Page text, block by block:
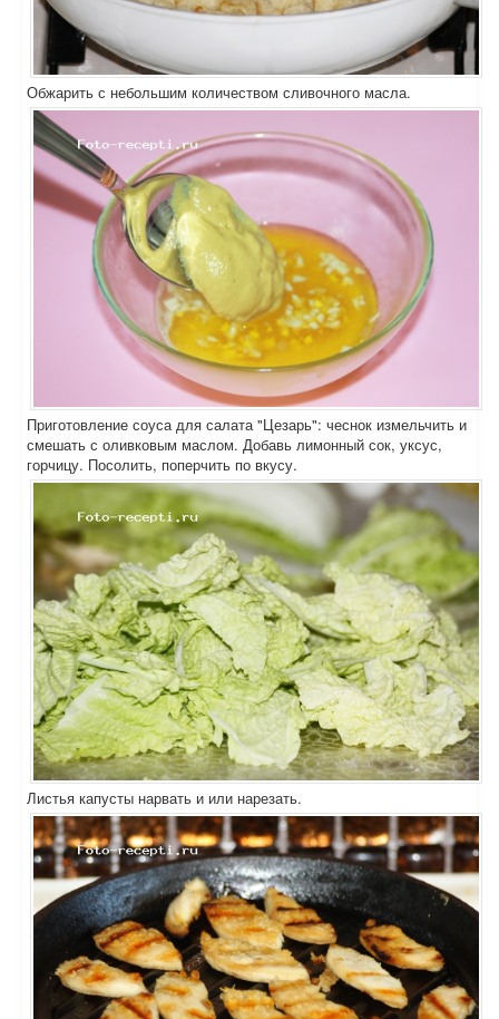
Обжарить с небольшим количеством сливочного масла.
Приготовление соуса для салата "Цезарь": чеснок измельчить и
смешать с оливковым маслом. Добавь лимонный сок, уксус,
горчицу. Посолить, поперчить по вкусу.
Листья капусты нарвать и или нарезать.